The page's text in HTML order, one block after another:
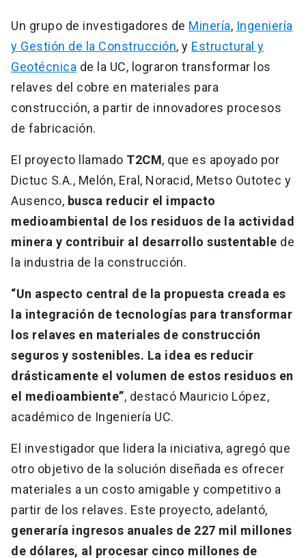
Un grupo de investigadores de Minería, Ingeniería
y Gestión de la Construcción, y Estructural y
Geotécnica de la UC, lograron transformar los
relaves del cobre en materiales para
construcción, a partir de innovadores procesos
de fabricación.
El proyecto llamado T2CM, que es apoyado por
Dictuc S.A., Melón, Eral, Noracid, Metso Outotec y
Ausenco, busca reducir el impacto
medioambiental de los residuos de la actividad
minera y contribuir al desarrollo sustentable de
la industria de la construcción.
“Un aspecto central de la propuesta creada es
la integración de tecnologías para transformar
los relaves en materiales de construcción
seguros y sostenibles. La idea es reducir
drásticamente el volumen de estos residuos en
el medioambiente”, destacó Mauricio López,
académico de Ingeniería UC.
El investigador que lidera la iniciativa, agregó que
otro objetivo de la solución diseñada es ofrecer
materiales a un costo amigable y competitivo a
partir de los relaves. Este proyecto, adelantó,
generaría ingresos anuales de 227 mil millones
de dólares, al procesar cinco millones de